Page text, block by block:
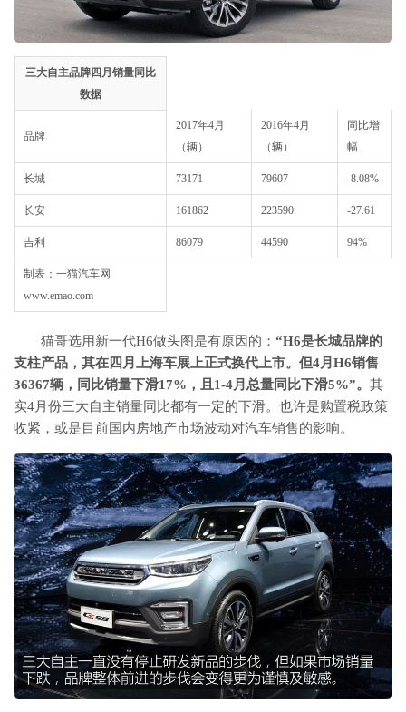
三大自主品牌四月销量同比
数据
品牌
2017年4月
（辆）
2016年4月
（辆）
同比增
幅
长城 73171 79607 -8.08%
长安 161862 223590 -27.61
吉利 86079 44590 94%
制表：一猫汽车网
www.emao.com
猫哥选用新一代H6做头图是有原因的： “H6是长城品牌的
支柱产品，其在四月上海车展 上正式换代上市。但4月H6销售
36367辆，同比销量下滑17%，且1-4月总量同比下滑5%”。 其
实4月份三大自主销量同比都有一定的下滑。也许是购置税政策
收紧，或是目前国内房地产市场波动对汽车销售的影响。